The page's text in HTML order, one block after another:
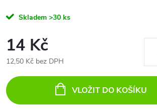
Skladem >30 ks
14 Kč
12,50 Kč bez DPH
cena:
VLOŽIT DO KOŠÍKU